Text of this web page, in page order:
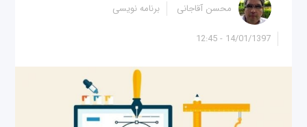
14/01/1397 - 12:45
محسن آقاجانی برنامه نویسی